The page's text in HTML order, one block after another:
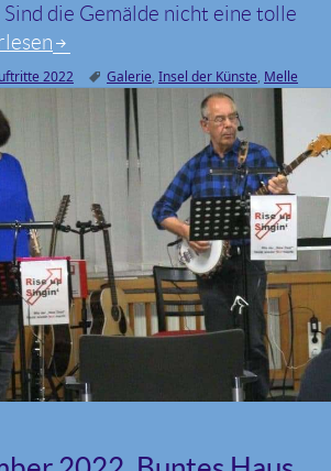
Sind die Gemälde nicht eine tolle
2022, Insel der Künste,
2022 Schlagwörter
Galerie, Insel der Künste, Melle